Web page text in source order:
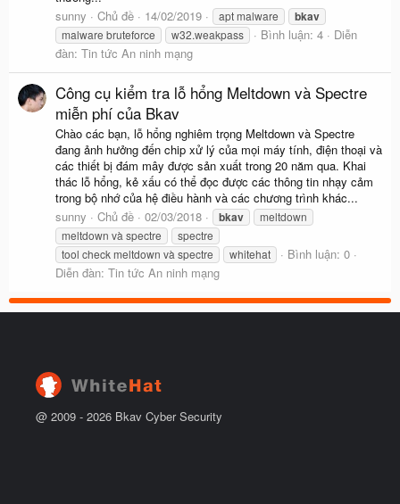
sunny
Chủ đề 14/02/2019 apt malware bkav
malware bruteforce w32.weakpass Bình luận: 4
Diễn
đàn: Tin tức An ninh mạng
Công cụ kiểm tra lỗ hổng Meltdown và Spectre
miễn phí của Bkav
Chào các bạn, lỗ hổng nghiêm trọng Meltdown và Spectre
đang ảnh hưởng đến chip xử lý của mọi máy tính, điện thoại và
các thiết bị đám mây được sản xuất trong 20 năm qua. Khai
thác lỗ hổng, kẻ xấu có thể đọc được các thông tin nhạy cảm
trong bộ nhớ của hệ điều hành và các chương trình khác...
sunny
Chủ đề 02/03/2018 bkav
meltdown
meltdown và spectre
spectre
tool check meltdown và spectre
whitehat
Bình luận: 0
Diễn đàn: Tin tức An ninh mạng
@ 2009 - 2026 Bkav Cyber Security